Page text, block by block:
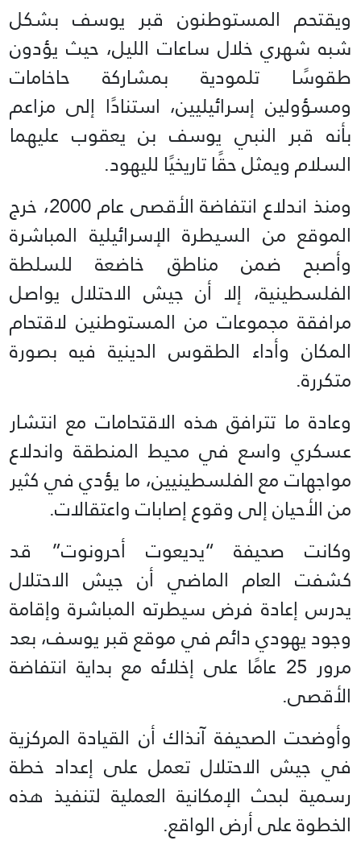
ويقتحم المستوطنون قبر يوسف بشكل
شبه شهري خلال ساعات الليل، حيث يؤدون
طقوسًا تلمودية بمشاركة حاخامات
ومسؤولين إسرائيليين، استنادًا إلى مزاعم
بأنه قبر النبي يوسف بن يعقوب عليهما
السلام ويمثل حقًا تاريخيًا لليهود.
ومنذ اندلاع انتفاضة الأقصى عام 2000، خرج
الموقع من السيطرة الإسرائيلية المباشرة
وأصبح ضمن مناطق خاضعة للسلطة
الفلسطينية، إلا أن جيش الاحتلال يواصل
مرافقة مجموعات من المستوطنين لاقتحام
المكان وأداء الطقوس الدينية فيه بصورة
متكررة.
وعادة ما تترافق هذه الاقتحامات مع انتشار
عسكري واسع في محيط المنطقة واندلاع
مواجهات مع الفلسطينيين، ما يؤدي في كثير
من الأحيان إلى وقوع إصابات واعتقالات.
وكانت صحيفة “يديعوت أحرونوت” قد
كشفت العام الماضي أن جيش الاحتلال
يدرس إعادة فرض سيطرته المباشرة وإقامة
وجود يهودي دائم في موقع قبر يوسف، بعد
مرور 25 عامًا على إخلائه مع بداية انتفاضة
الأقصى.
وأوضحت الصحيفة آنذاك أن القيادة المركزية
في جيش الاحتلال تعمل على إعداد خطة
رسمية لبحث الإمكانية العملية لتنفيذ هذه
الخطوة على أرض الواقع.